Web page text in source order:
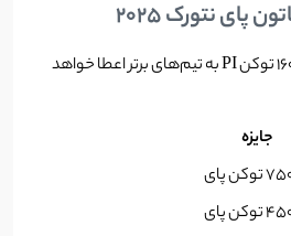
نتورک ۲۰۲۵
در هکاتون، مجموعاً ۱۶۰٬۰۰۰ توکن PI به تیم‌های برتر اعطا خواهد
جایزه
پای
پای